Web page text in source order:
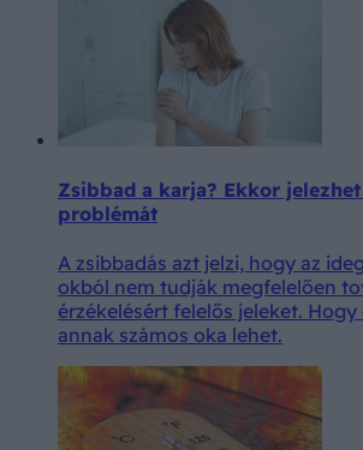
Zsibbad a karja? Ekkor
problémát
A zsibbadás azt jelzi, hogy az
okból nem tudják megfelelően
érzékelésért felelős jeleket.
annak számos oka lehet.